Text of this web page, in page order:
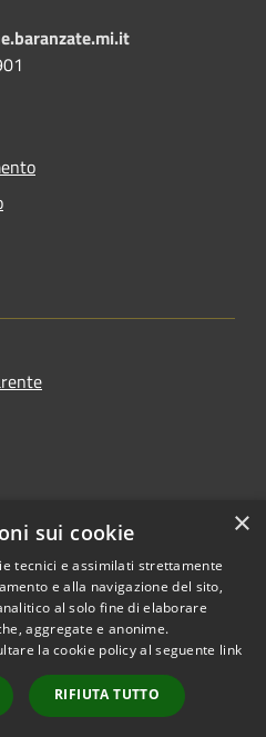
Copyright © 2026 • Comune di
Baranzate • Powered by
Municipium•
Accesso
redazione
×
sui cookie
tecnici e assimilati strettamente
e alla navigazione del sito,
al solo fine di elaborare
aggregate e anonime.
la cookie policy al seguente link
RIFIUTA TUTTO